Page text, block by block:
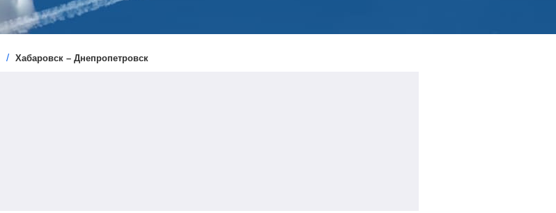
Хабаровск – Днепропетровск